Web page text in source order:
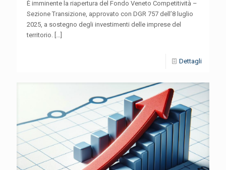
È imminente la riapertura del Fondo Veneto Competitività –
Sezione Transizione, approvato con DGR 757 dell’8 luglio
2025, a sostegno degli investimenti delle imprese del
territorio. […]
Dettagli